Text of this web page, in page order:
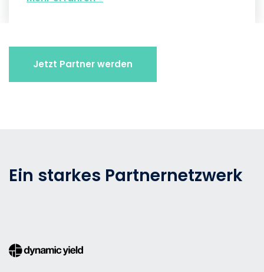
Jetzt Partner werden
Ein starkes Partnernetzwerk